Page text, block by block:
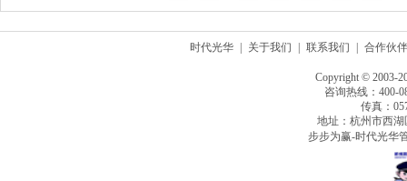
时代光华 关于我们 联系我们 合作伙伴
Copyright © 2003-
咨询热线：400-
传真：
地址：杭州市西
步步为赢-时代光华